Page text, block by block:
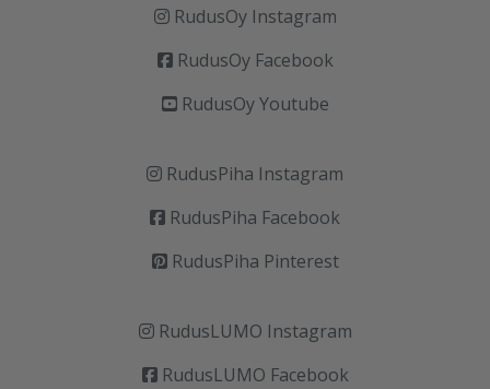
RudusOy Instagram
RudusOy Facebook
RudusOy Youtube
RudusPiha Instagram
RudusPiha Facebook
RudusPiha Pinterest
RudusLUMO Instagram
RudusLUMO Facebook